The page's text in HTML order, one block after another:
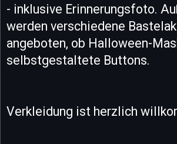
- inklusive Erinnerungsfoto.
werden verschiedene
angeboten, ob Halloween-
selbstgestaltete Buttons.
Verkleidung ist herzlich